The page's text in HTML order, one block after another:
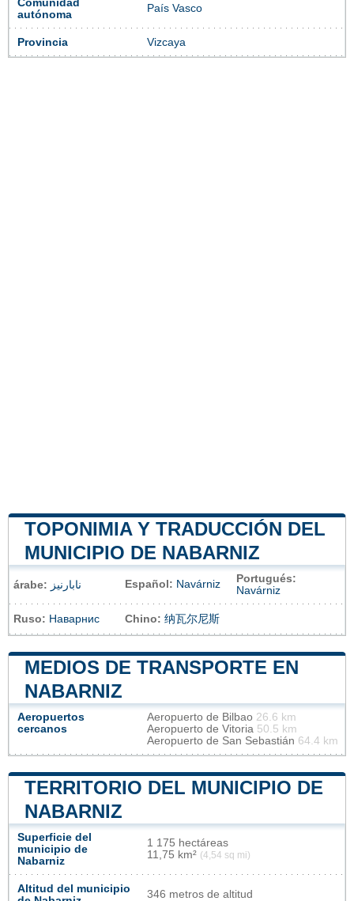
Comunidad
autónoma
País Vasco
Provincia Vizcaya
TOPONIMIA Y TRADUCCIÓN DEL
MUNICIPIO DE NABARNIZ
árabe: نابارنيز Español: Navárniz
Portugués:
Navárniz
Ruso: Наварнис Chino: 纳瓦尔尼斯
MEDIOS DE TRANSPORTE EN
NABARNIZ
Aeropuertos
cercanos
Aeropuerto de Bilbao 26.6 km
Aeropuerto de Vitoria 50.5 km
Aeropuerto de San Sebastián 64.4 km
TERRITORIO DEL MUNICIPIO DE
NABARNIZ
Superficie del
municipio de
Nabarniz
1 175 hectáreas
11,75 km² (4,54 sq mi)
Altitud del municipio
346 metros de altitud